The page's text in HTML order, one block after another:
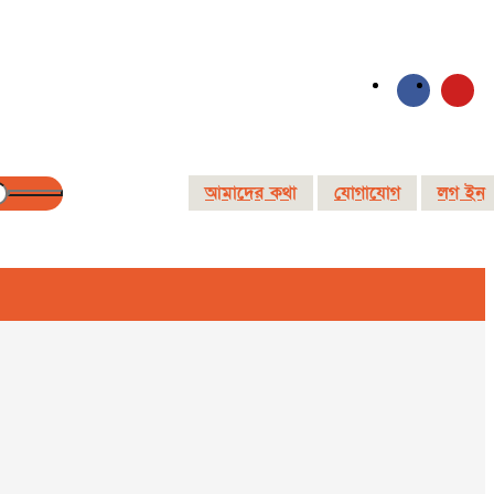
আমাদের কথা যোগাযোগ লগ ইন